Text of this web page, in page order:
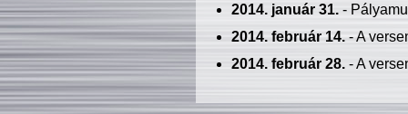
2014. január 31.-
2014. február 14.- A
2014. február 28.- A